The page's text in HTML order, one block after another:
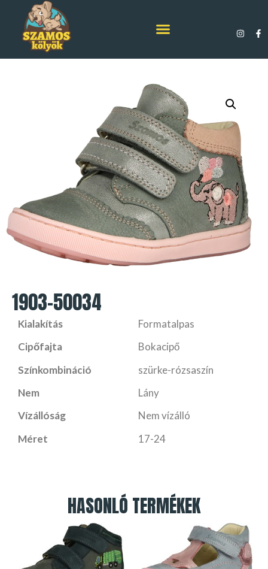
1903-50034
Kialakítás
Formatalpas
Cipőfajta
Bokacipő
Színkombináció
szürke-rózsaszín
Nem
Lány
Vízállóság
Nem vízálló
Méret
17-24
HASONLÓ TERMÉKEK